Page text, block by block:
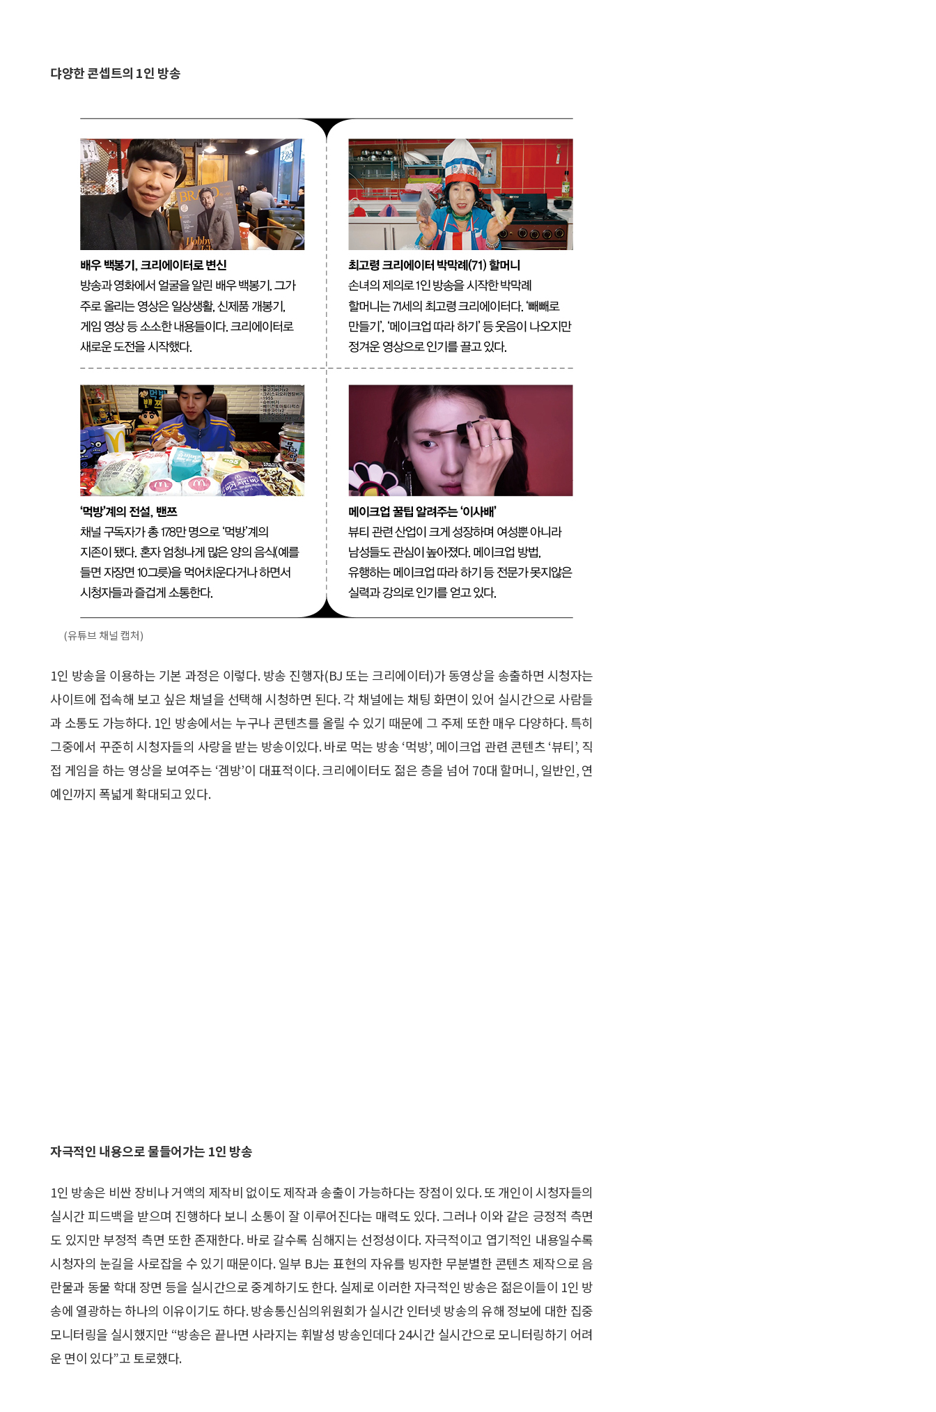
댜양한 콘셉트의 1인 방송
(유튜브 채널 캡처)
1인 방송을 이용하는 기본 과정은 이렇다. 방송 진행자(BJ 또는 크리에이터)가 동영상을 송출하면 시청자는
사이트에 접속해 보고 싶은 채널을 선택해 시청하면 된다. 각 채널에는 채팅 화면이 있어 실시간으로 사람들
과 소통도 가능하다. 1인 방송에서는 누구나 콘텐츠를 올릴 수 있기 때문에 그 주제 또한 매우 다양하다. 특히
그중에서 꾸준히 시청자들의 사랑을 받는 방송이있다. 바로 먹는 방송 ‘먹방’, 메이크업 관련 콘텐츠 ‘뷰티’, 직
접 게임을 하는 영상을 보여주는 ‘겜방’이 대표적이다. 크리에이터도 젊은 층을 넘어 70대 할머니, 일반인, 연
예인까지 폭넓게 확대되고 있다.
자극적인 내용으로 물들어가는 1인 방송
1인 방송은 비싼 장비나 거액의 제작비 없이도 제작과 송출이 가능하다는 장점이 있다. 또 개인이 시청자들의
실시간 피드백을 받으며 진행하다 보니 소통이 잘 이루어진다는 매력도 있다. 그러나 이와 같은 긍정적 측면
도 있지만 부정적 측면 또한 존재한다. 바로 갈수록 심해지는 선정성이다. 자극적이고 엽기적인 내용일수록
시청자의 눈길을 사로잡을 수 있기 때문이다. 일부 BJ는 표현의 자유를 빙자한 무분별한 콘텐츠 제작으로 음
란물과 동물 학대 장면 등을 실시간으로 중계하기도 한다. 실제로 이러한 자극적인 방송은 젊은이들이 1인 방
송에 열광하는 하나의 이유이기도 하다. 방송통신심의위원회가 실시간 인터넷 방송의 유해 정보에 대한 집중
모니터링을 실시했지만 “방송은 끝나면 사라지는 휘발성 방송인데다 24시간 실시간으로 모니터링하기 어려
운 면이 있다”고 토로했다.